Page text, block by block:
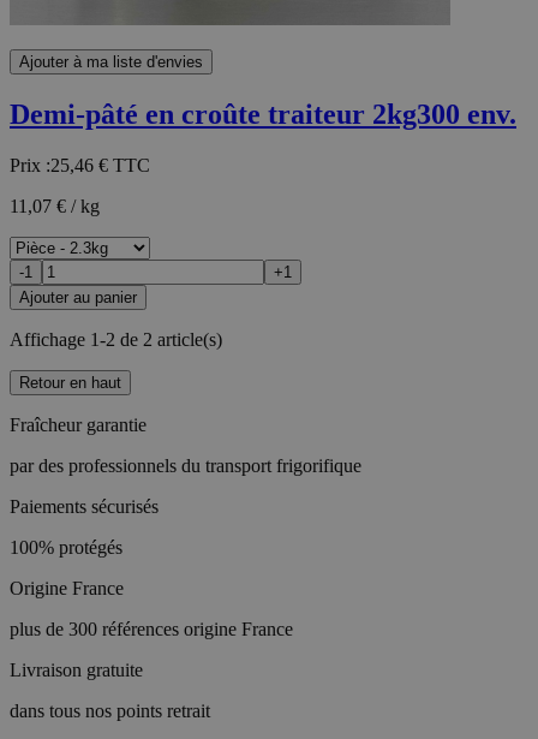
Ajouter à ma liste d'envies
Demi-pâté en croûte traiteur 2kg300 env.
Prix :25,46 € TTC
11,07 € / kg
-1
+1
Ajouter au panier
Affichage 1-2 de 2 article(s)
Retour en haut
Fraîcheur garantie
par des professionnels du transport frigorifique
Paiements sécurisés
100% protégés
Origine France
plus de 300 références origine France
Livraison gratuite
dans tous nos points retrait